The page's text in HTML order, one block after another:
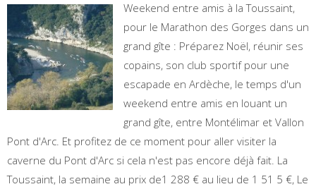
Weekend entre amis à la Toussaint,
pour le Marathon des Gorges dans un
grand gîte : Préparez Noël, réunir ses
copains, son club sportif pour une
escapade en Ardèche, le temps d'un
weekend entre amis en louant un
grand gîte, entre Montélimar et Vallon
Pont d'Arc. Et profitez de ce moment pour aller visiter la
caverne du Pont d'Arc si cela n'est pas encore déjà fait. La
Toussaint, la semaine au prix de1 288 € au lieu de 1 51 5 €, Le